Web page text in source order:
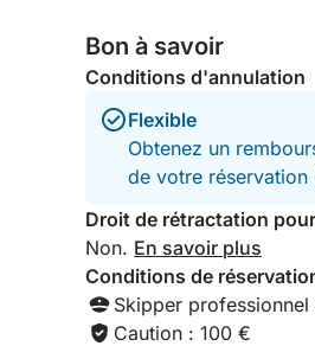
Bon à savoir
Conditions d'annulation
Flexible
Obtenez un
de votre
Droit de rétractation
Non. En savoir plus
Conditions de
Skipper professionnel
Caution : 100 €